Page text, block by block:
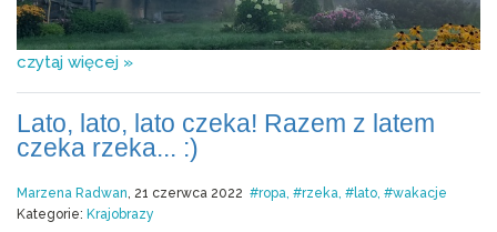
czytaj więcej »
Lato, lato, lato czeka! Razem z latem
czeka rzeka... :)
Marzena Radwan, 21 czerwca 2022 ropa rzeka lato
wakacje
Kategorie: Krajobrazy